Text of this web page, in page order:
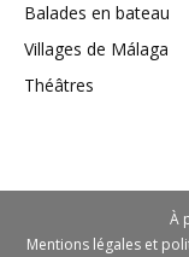
Balades en bateau
Villages de Málaga
Théâtres
À
Mentions légales et